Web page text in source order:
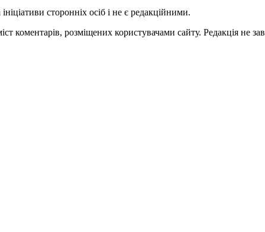
сторонніх осіб і не є редакційними.
коментарів, розміщених користувачами сайту. Редакція не